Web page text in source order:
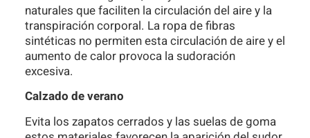
naturales que faciliten la circulación del aire y la
transpiración corporal. La ropa de fibras
sintéticas no permiten esta circulación de aire y el
aumento de calor provoca la sudoración
excesiva.
Calzado de verano
Evita los zapatos cerrados y las suelas de goma